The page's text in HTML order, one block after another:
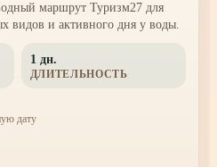
маршрут Туризм27 для
видов и активного дня у воды.
1 дн.
ДЛИТЕЛЬНОСТЬ
дату